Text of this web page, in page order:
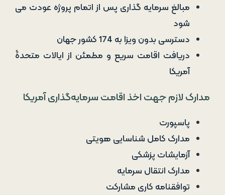
مبالغ سرمایه گذاری پس از اتمام پروژه عودت می
شود
دسترسی بدون ویزا به 174 کشور جهان
دریافت اقامت سریع و مطمئن از ایالات متحدۀ
آمریکا
مدارک لازم جهت اخذ اقامت سرمایه‌گذاری آمریکا
پاسپورت
مدارک کامل شناسایی هویتی
آزمایشات پزشکی
مدارک انتقال سرمایه
توافقنامه کاری مشارکت